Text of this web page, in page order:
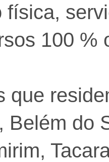
física,
100 %
que
Belém do